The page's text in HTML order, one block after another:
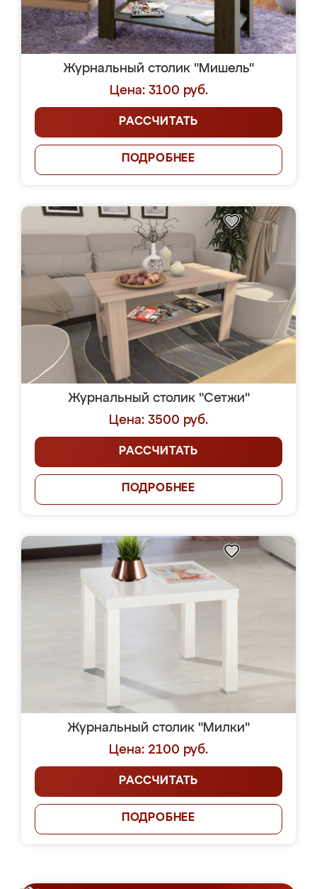
Журнальный столик "Мишель"
Цена: 3100 руб.
РАССЧИТАТЬ
ПОДРОБНЕЕ
Журнальный столик "Сетжи"
Цена: 3500 руб.
РАССЧИТАТЬ
ПОДРОБНЕЕ
Журнальный столик "Милки"
Цена: 2100 руб.
РАССЧИТАТЬ
ПОДРОБНЕЕ